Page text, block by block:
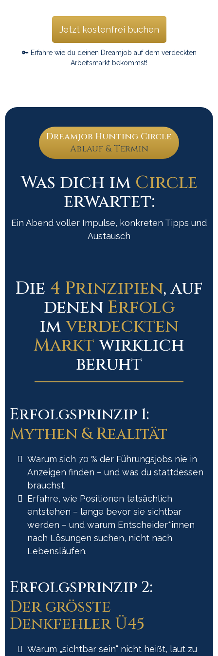
Jetzt kostenfrei buchen
🔑 Erfahre wie du deinen Dreamjob auf dem verdeckten
Arbeitsmarkt bekommst!
Dreamjob Hunting Circle
Ablauf & Termin
Was dich im Circle
erwartet:
Ein Abend voller Impulse, konkreten Tipps und
Austausch
Die 4 Prinzipien, auf
denen Erfolg
imverdeckten
Markt wirklich
beruht
Erfolgsprinzip 1:
Mythen & Realität
Warum sich 70 % der Führungsjobs nie in
Anzeigen finden – und was du stattdessen
brauchst.
Erfahre, wie Positionen tatsächlich
entstehen – lange bevor sie sichtbar
werden – und warum Entscheider*innen
nach Lösungen suchen, nicht nach
Lebensläufen.
Erfolgsprinzip 2:
Der größte
Denkfehler Ü45
Warum „sichtbar sein“ nicht heißt, laut zu